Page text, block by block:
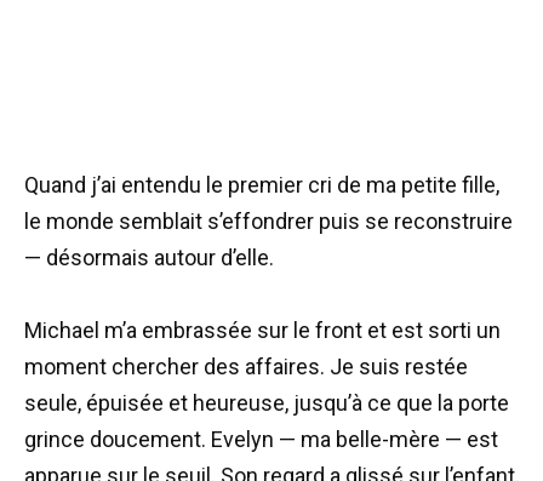
Quand j’ai entendu le premier cri de ma petite fille,
le monde semblait s’effondrer puis se reconstruire
— désormais autour d’elle.
Michael m’a embrassée sur le front et est sorti un
moment chercher des affaires. Je suis restée
seule, épuisée et heureuse, jusqu’à ce que la porte
grince doucement. Evelyn — ma belle-mère — est
apparue sur le seuil. Son regard a glissé sur l’enfant,